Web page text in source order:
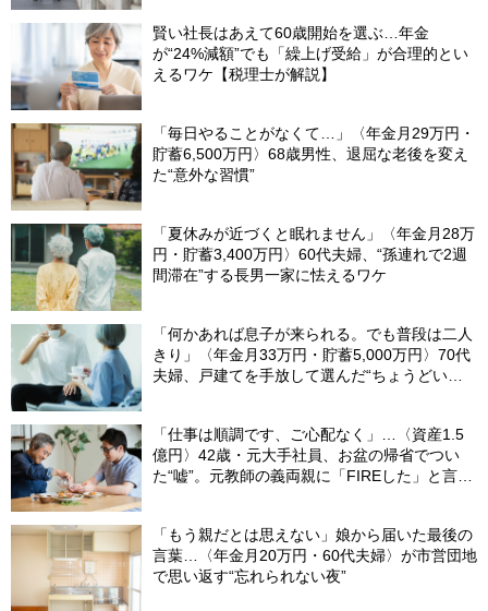
賢い社長はあえて60歳開始を選ぶ…年金
が“24%減額”でも「繰上げ受給」が合理的とい
えるワケ【税理士が解説】
「毎日やることがなくて…」〈年金月29万円・
貯蓄6,500万円〉68歳男性、退屈な老後を変え
た“意外な習慣”
「夏休みが近づくと眠れません」〈年金月28万
円・貯蓄3,400万円〉60代夫婦、“孫連れで2週
間滞在”する長男一家に怯えるワケ
「何かあれば息子が来られる。でも普段は二人
きり」〈年金月33万円・貯蓄5,000万円〉70代
夫婦、戸建てを手放して選んだ“ちょうどいい
「仕事は順調です、ご心配なく」…〈資産1.5
億円〉42歳・元大手社員、お盆の帰省でつい
た“嘘”。元教師の義両親に「FIREした」と言え
「もう親だとは思えない」娘から届いた最後の
言葉…〈年金月20万円・60代夫婦〉が市営団地
で思い返す“忘れられない夜”